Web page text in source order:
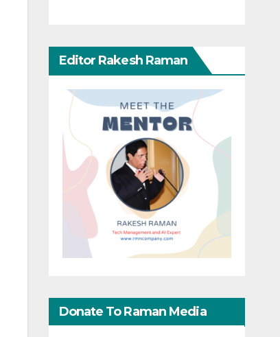
Editor Rakesh Raman
Donate To Raman Media